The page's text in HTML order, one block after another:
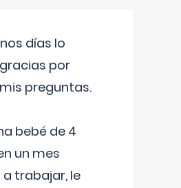
días lo
por
preguntas.
bebé de 4
un mes
trabajar, le